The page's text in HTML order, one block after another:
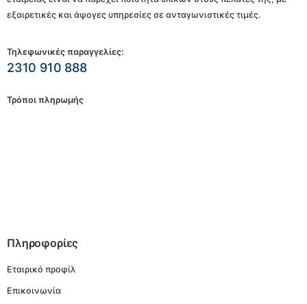
εξαιρετικές και άψογες υπηρεσίες σε ανταγωνιστικές τιμές.
Τηλεφωνικές παραγγελίες:
2310 910 888
Τρόποι πληρωμής
Πληροφορίες
Εταιρικό προφίλ
Επικοινωνία